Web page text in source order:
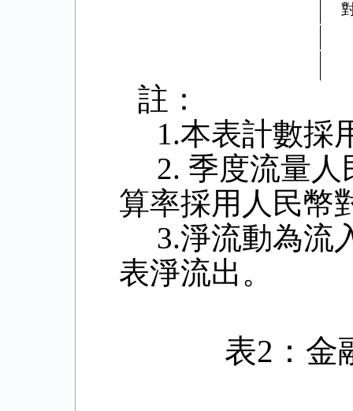
註：
1.本表計數採
2. 季度流量人
算率採用人民幣
3.淨流動為流
表淨流出。
表2 ：